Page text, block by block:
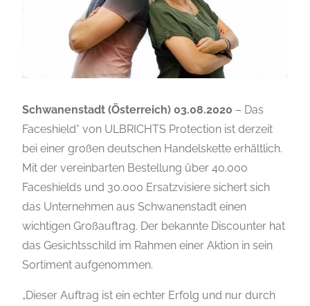
Schwanenstadt (Österreich) 03.08.2020 – Das
Faceshield* von ULBRICHTS Protection ist derzeit
bei einer großen deutschen Handelskette erhältlich.
Mit der vereinbarten Bestellung über 40.000
Faceshields und 30.000 Ersatzvisiere sichert sich
das Unternehmen aus Schwanenstadt einen
wichtigen Großauftrag. Der bekannte Discounter hat
das Gesichtsschild im Rahmen einer Aktion in sein
Sortiment aufgenommen.
„Dieser Auftrag ist ein echter Erfolg und nur durch